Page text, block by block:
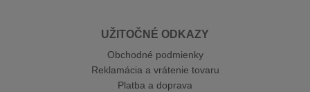
UŽITOČNÉ ODKAZY
Obchodné podmienky
Reklamácia a vrátenie tovaru
Platba a doprava